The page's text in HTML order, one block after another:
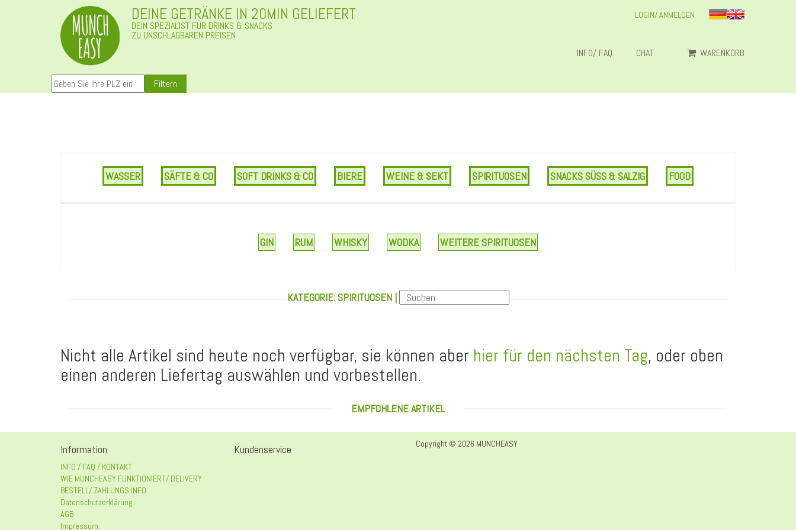
DEINE GETRÄNKE IN 20MIN GELIEFERT
DEIN SPEZIALIST FÜR DRINKS & SNACKS
ZU UNSCHLAGBAREN PREISEN
LOGIN/ ANMELDEN
INFO/ FAQ CHAT WARENKORB
Filtern
WASSER SÄFTE & CO SOFT DRINKS & CO BIERE WEINE & SEKT SPIRITUOSEN SNACKS SÜSS & SALZIG FOOD
GIN RUM WHISKY WODKA WEITERE SPIRITUOSEN
KATEGORIE: SPIRITUOSEN |
Nicht alle Artikel sind heute noch verfügbar, sie können aber hier für den nächsten Tag, oder oben
einen anderen Liefertag auswählen und vorbestellen.
EMPFOHLENE ARTIKEL
Information
INFO / FAQ / KONTAKT
WIE MUNCHEASY FUNKTIONIERT/ DELIVERY
BESTELL/ ZAHLUNGS INFO
Datenschutzerklärung
AGB
Impressum
Kundenservice Copyright © 2026 MUNCHEASY